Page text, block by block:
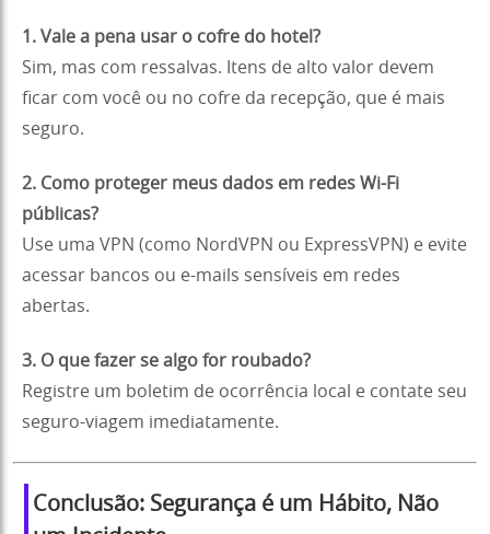
1. Vale a pena usar o cofre do hotel?
Sim, mas com ressalvas. Itens de alto valor devem
ficar com você ou no cofre da recepção, que é mais
seguro.
2. Como proteger meus dados em redes Wi-Fi
públicas?
Use uma VPN (como NordVPN ou ExpressVPN) e evite
acessar bancos ou e-mails sensíveis em redes
abertas.
3. O que fazer se algo for roubado?
Registre um boletim de ocorrência local e contate seu
seguro-viagem imediatamente.
Conclusão: Segurança é um Hábito, Não